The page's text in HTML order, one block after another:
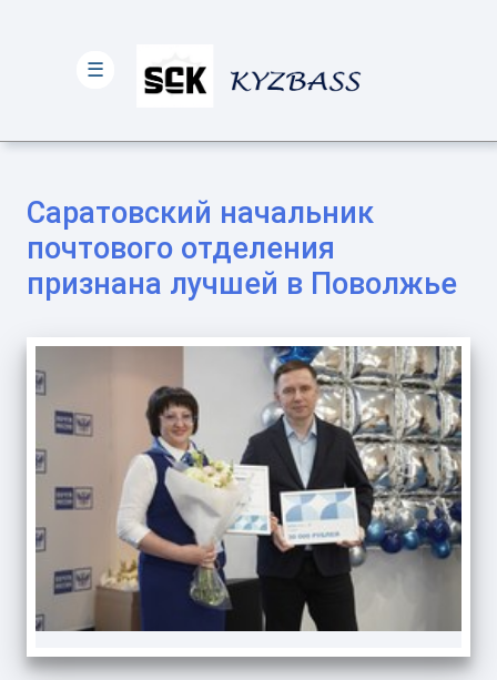
Саратовский начальник
почтового отделения
признана лучшей в Поволжье
☰